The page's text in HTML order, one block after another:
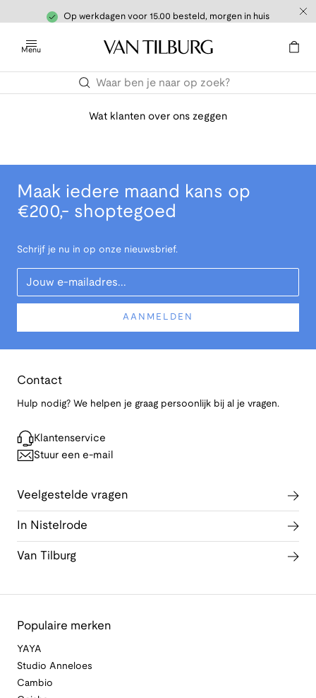
Op werkdagen voor 15.00 besteld, morgen in huis
Menu
Wat klanten over ons zeggen
Maak iedere maand kans op
€200,- shoptegoed
Schrijf je nu in op onze nieuwsbrief.
Your Email
AANMELDEN
Contact
Hulp nodig? We helpen je graag persoonlijk bij al je vragen.
Klantenservice
Stuur een e-mail
Veelgestelde vragen
In Nistelrode
Van Tilburg
Populaire merken
YAYA
Studio Anneloes
Cambio